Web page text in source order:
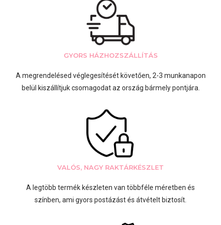
GYORS HÁZHOZSZÁLLÍTÁS
A megrendelésed véglegesítését követően, 2-3 munkanapon
belül kiszállítjuk csomagodat az ország bármely pontjára.
VALÓS, NAGY RAKTÁRKÉSZLET
A legtöbb termék készleten van többféle méretben és
színben, ami gyors postázást és átvételt biztosít.